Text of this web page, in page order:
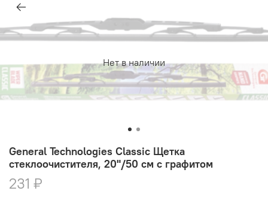
Нет в наличии
General Technologies Classic Щетка
стеклоочистителя, 20"/50 см с графитом
231 ₽